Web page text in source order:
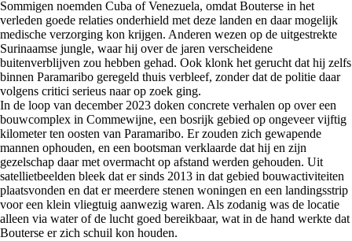
Sommigen noemden Cuba of Venezuela, omdat Bouterse in het
verleden goede relaties onderhield met deze landen en daar mogelijk
medische verzorging kon krijgen. Anderen wezen op de uitgestrekte
Surinaamse jungle, waar hij over de jaren verscheidene
buitenverblijven zou hebben gehad. Ook klonk het gerucht dat hij zelfs
binnen Paramaribo geregeld thuis verbleef, zonder dat de politie daar
volgens critici serieus naar op zoek ging.
In de loop van december 2023 doken concrete verhalen op over een
bouwcomplex in Commewijne, een bosrijk gebied op ongeveer vijftig
kilometer ten oosten van Paramaribo. Er zouden zich gewapende
mannen ophouden, en een bootsman verklaarde dat hij en zijn
gezelschap daar met overmacht op afstand werden gehouden. Uit
satellietbeelden bleek dat er sinds 2013 in dat gebied bouwactiviteiten
plaatsvonden en dat er meerdere stenen woningen en een landingsstrip
voor een klein vliegtuig aanwezig waren. Als zodanig was de locatie
alleen via water of de lucht goed bereikbaar, wat in de hand werkte dat
Bouterse er zich schuil kon houden.